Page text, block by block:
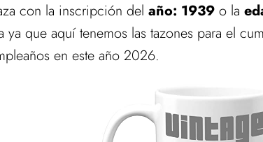
con la inscripción del año: 1939 o la
ya que aquí tenemos las tazones para el
en este año 2026.